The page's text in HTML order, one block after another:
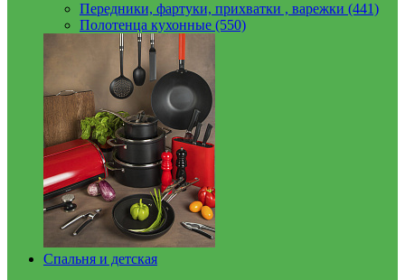
Передники, фартуки, прихватки , варежки (441)
Полотенца кухонные (550)
Спальня и детская